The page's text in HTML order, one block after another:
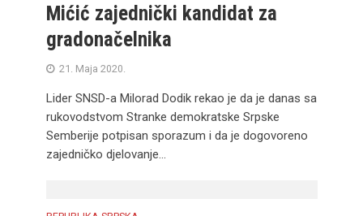
Mićić zajednički kandidat za
gradonačelnika
21. Maja 2020.
Lider SNSD-a Milorad Dodik rekao je da je danas sa
rukovodstvom Stranke demokratske Srpske
Semberije potpisan sporazum i da je dogovoreno
zajedničko djelovanje...